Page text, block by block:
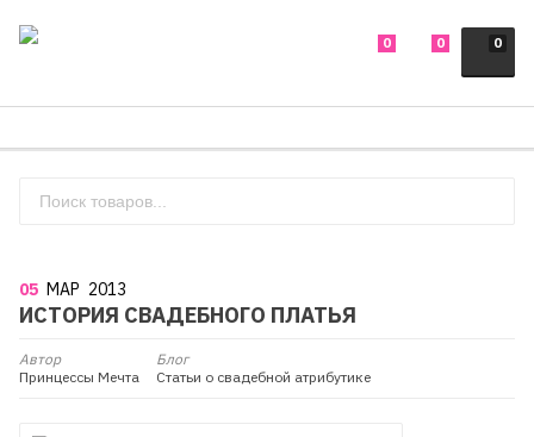
0
0 0
05 МАР 2013
ИСТОРИЯ СВАДЕБНОГО ПЛАТЬЯ
Автор
Принцессы Мечта
Блог
Статьи о свадебной атрибутике